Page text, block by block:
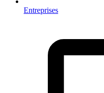
Entreprises